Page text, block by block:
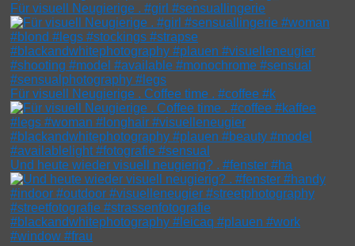
Für visuell Neugierige . #girl #sensuallingerie
Für visuell Neugierige . Coffee time . #coffee #k
Und heute wieder visuell neugierig? . #fenster #ha